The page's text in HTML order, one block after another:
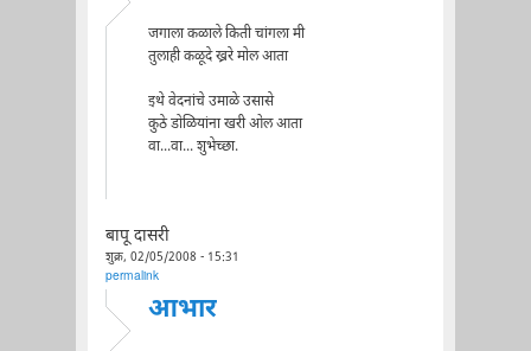
जगाला कळाले किती चांगला मी
तुलाही कळूदे ख्ररे मोल आता
इथे वेदनांचे उमाळे उसासे
कुठे डोळियांना खरी ओल आता
वा...वा... शुभेच्छा.
बापू दासरी
शुक्र, 02/05/2008 - 15:31
permalink
आभार